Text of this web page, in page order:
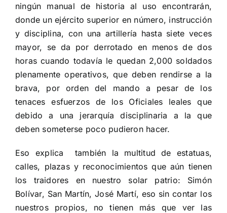
ningún manual de historia al uso encontrarán,
donde un ejército superior en número, instrucción
y disciplina, con una artillería hasta siete veces
mayor, se da por derrotado en menos de dos
horas cuando todavía le quedan 2,000 soldados
plenamente operativos, que deben rendirse a la
brava, por orden del mando a pesar de los
tenaces esfuerzos de los Oficiales leales que
debido a una jerarquía disciplinaria a la que
deben someterse poco pudieron hacer.
Eso explica
también la multitud de estatuas,
calles, plazas y reconocimientos que aún tienen
los traidores en nuestro solar patrio: Simón
Bolívar, San Martín, José Martí, eso sin contar los
nuestros propios, no tienen más que ver las